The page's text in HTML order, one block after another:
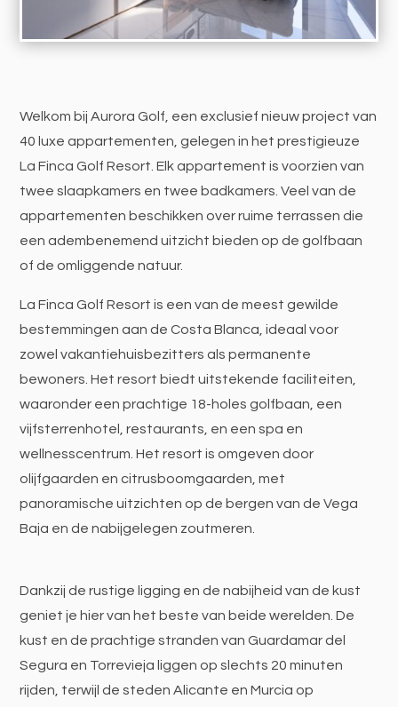
Welkom bij Aurora Golf, een exclusief nieuw project van
40 luxe appartementen, gelegen in het prestigieuze
La Finca Golf Resort. Elk appartement is voorzien van
twee slaapkamers en twee badkamers. Veel van de
appartementen beschikken over ruime terrassen die
een adembenemend uitzicht bieden op de golfbaan
of de omliggende natuur.
La Finca Golf Resort is een van de meest gewilde
bestemmingen aan de Costa Blanca, ideaal voor
zowel vakantiehuisbezitters als permanente
bewoners. Het resort biedt uitstekende faciliteiten,
waaronder een prachtige 18-holes golfbaan, een
vijfsterrenhotel, restaurants, en een spa en
wellnesscentrum. Het resort is omgeven door
olijfgaarden en citrusboomgaarden, met
panoramische uitzichten op de bergen van de Vega
Baja en de nabijgelegen zoutmeren.
Dankzij de rustige ligging en de nabijheid van de kust
geniet je hier van het beste van beide werelden. De
kust en de prachtige stranden van Guardamar del
Segura en Torrevieja liggen op slechts 20 minuten
rijden, terwijl de steden Alicante en Murcia op